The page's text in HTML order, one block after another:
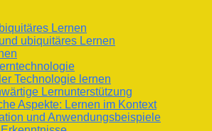
Lernen
ubiquitäres Lernen
Technologie lernen
Lernunterstützung
Aspekte: Lernen im Kontext
und Anwendungsbeispiele